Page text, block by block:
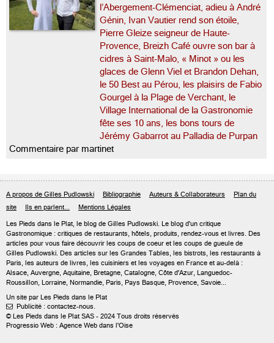
l’Abergement-Clémenciat, adieu à André
Génin, Ivan Vautier rend son étoile,
Pierre Gleize seigneur de Haute-
Provence, Breizh Café ouvre son bar à
cidres à Saint-Malo, « Minot » ou les
glaces de Glenn Viel et Brandon Dehan,
le 50 Best au Pérou, les plaisirs de Fabio
Gourgel à la Plage de Verchant, le
Village International de la Gastronomie
fête ses 10 ans, les bons tours de
Jérémy Gabarrot au Palladia de Purpan
Commentaire par martinet
A propos de Gilles Pudlowski Bibliographie Auteurs & Collaborateurs
Plan du
site
Ils en parlent... Mentions Légales
Les Pieds dans le Plat, le blog de Gilles Pudlowski. Le blog d'un critique
Gastronomique : critiques de restaurants, hôtels, produits, rendez-vous et livres. Des
articles pour vous faire découvrir les coups de coeur et les coups de gueule de
Gilles Pudlowski. Des articles sur les Grandes Tables, les bistrots, les restaurants à
Paris, les auteurs de livres, les cuisiniers et les voyages en France et au-delà :
Alsace, Auvergne, Aquitaine, Bretagne, Catalogne, Côte d'Azur, Languedoc-
Roussillon, Lorraine, Normandie, Paris, Pays Basque, Provence, Savoie...
Un site par Les Pieds dans le Plat
 Publicité : contactez-nous.
© Les Pieds dans le Plat SAS - 2024 Tous droits réservés
Progressio Web : Agence Web dans l'Oise